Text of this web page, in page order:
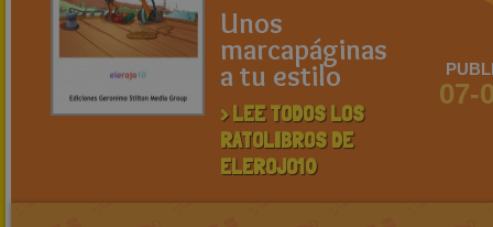
Unos
marcapáginas
a tu estilo
> LEE TODOS LOS
RATOLIBROS DE
ELEROJO10
07-